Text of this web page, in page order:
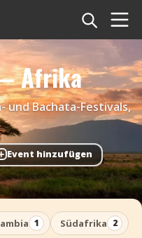
Afrika
und Bachata-Festivals,
Event hinzufügen
1 Südafrika 2